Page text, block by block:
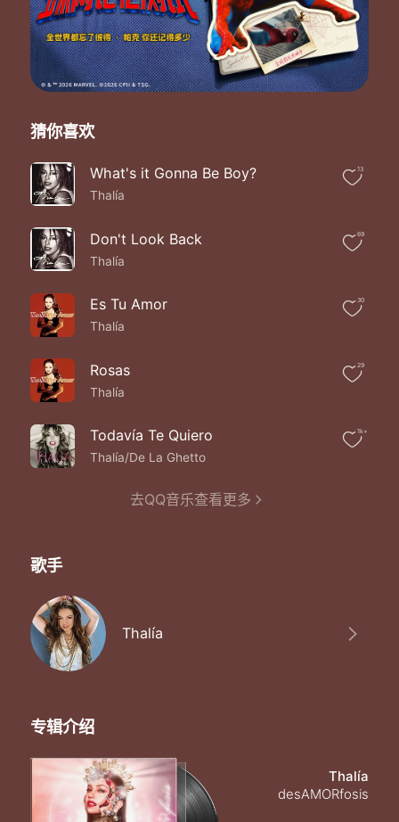
猜你喜欢
What's it Gonna Be Boy?
Thalía
13
Don't Look Back
Thalía
69
Es Tu Amor
Thalía
30
Rosas
Thalía
29
Todavía Te Quiero
Thalía/De La Ghetto
1k+
去QQ音乐查看更多
歌手
Thalía
专辑介绍
Thalía
desAMORfosis